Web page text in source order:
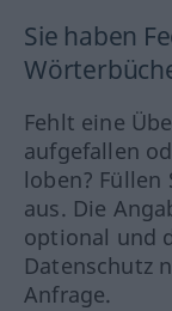
Sie haben
Fehlt eine
aufgefallen
loben? Füllen
aus. Die
optional und
Datenschutz
Anfrage.